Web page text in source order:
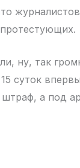
ну, так
суток
а под